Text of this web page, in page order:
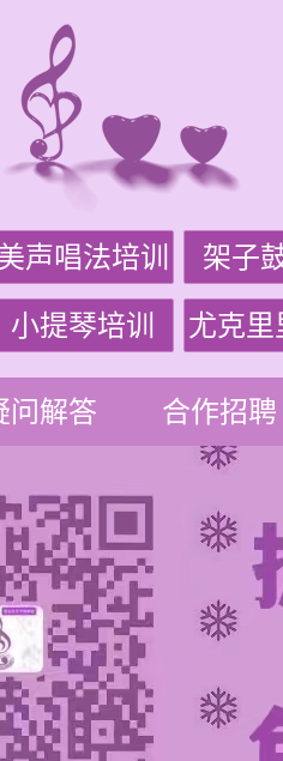
声唱法培训 架子
小提琴培训 尤克里
问解答 合作招聘